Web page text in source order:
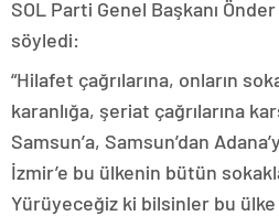
SOL Parti Genel Başkanı
söyledi:
“Hilafet çağrılarına, onların
karanlığa, şeriat çağrılarına
Samsun’a, Samsun’dan
İzmir’e bu ülkenin bütün
Yürüyeceğiz ki bilsinler bu ülke